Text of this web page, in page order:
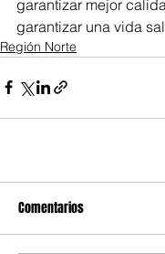
garantizar mejor
garantizar una vida
Región Norte
Comentarios